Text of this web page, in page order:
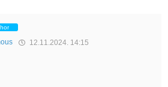
12.11.2024. 14:15